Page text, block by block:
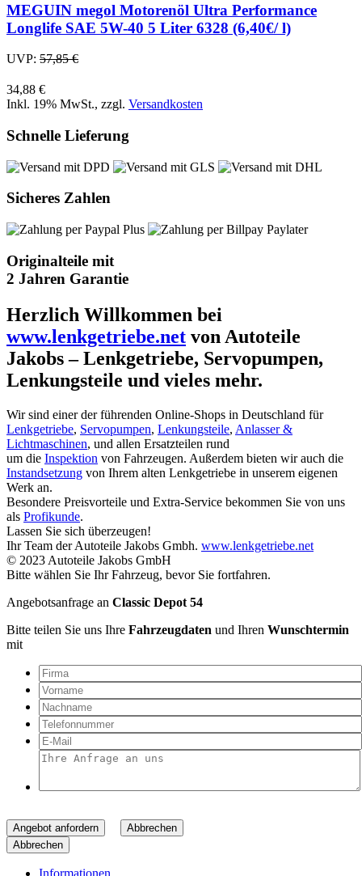
MEGUIN megol Motorenöl Ultra Performance
Longlife SAE 5W-40 5 Liter 6328 (6,40€/ l)
UVP: 57,85 €
34,88 €
Inkl. 19% MwSt., zzgl. Versandkosten
Schnelle Lieferung
Sicheres Zahlen
Originalteile mit
2 Jahren Garantie
Herzlich Willkommen bei
www.lenkgetriebe.net von Autoteile
Jakobs – Lenkgetriebe, Servopumpen,
Lenkungsteile und vieles mehr.
Wir sind einer der führenden Online-Shops in Deutschland für
Lenkgetriebe, Servopumpen, Lenkungsteile, Anlasser &
Lichtmaschinen, und allen Ersatzteilen rund
um die Inspektion von Fahrzeugen. Außerdem bieten wir auch die
Instandsetzung von Ihrem alten Lenkgetriebe in unserem eigenen
Werk an.
Besondere Preisvorteile und Extra-Service bekommen Sie von uns
als Profikunde.
Lassen Sie sich überzeugen!
Ihr Team der Autoteile Jakobs Gmbh. www.lenkgetriebe.net
© 2023 Autoteile Jakobs GmbH
Bitte wählen Sie Ihr Fahrzeug, bevor Sie fortfahren.
Angebotsanfrage an Classic Depot 54
Bitte teilen Sie uns Ihre Fahrzeugdaten und Ihren Wunschtermin
mit
Angebot anfordern
Abbrechen
Abbrechen
Informationen